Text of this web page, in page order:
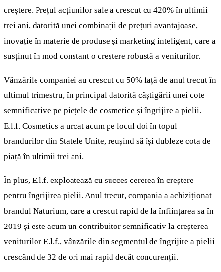
creștere. Prețul acțiunilor sale a crescut cu 420% în ultimii
trei ani, datorită unei combinații de prețuri avantajoase,
inovație în materie de produse și marketing inteligent, care a
susținut în mod constant o creștere robustă a veniturilor.
Vânzările companiei au crescut cu 50% față de anul trecut în
ultimul trimestru, în principal datorită câștigării unei cote
semnificative pe piețele de cosmetice și îngrijire a pielii.
E.l.f. Cosmetics a urcat acum pe locul doi în topul
brandurilor din Statele Unite, reușind să își dubleze cota de
piață în ultimii trei ani.
În plus, E.l.f. exploatează cu succes cererea în creștere
pentru îngrijirea pielii. Anul trecut, compania a achiziționat
brandul Naturium, care a crescut rapid de la înființarea sa în
2019 și este acum un contribuitor semnificativ la creșterea
veniturilor E.l.f., vânzările din segmentul de îngrijire a pielii
crescând de 32 de ori mai rapid decât concurenții.